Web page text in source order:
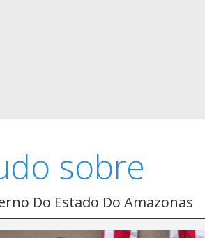
sobre
Do Estado Do Amazonas